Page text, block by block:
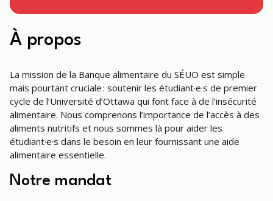
À propos
La mission de la Banque alimentaire du SÉUO est simple
mais pourtant cruciale : soutenir les étudiant·e·s de premier
cycle de l’Université d’Ottawa qui font face à de l’insécurité
alimentaire. Nous comprenons l’importance de l’accès à des
aliments nutritifs et nous sommes là pour aider les
étudiant·e·s dans le besoin en leur fournissant une aide
alimentaire essentielle.
Notre mandat